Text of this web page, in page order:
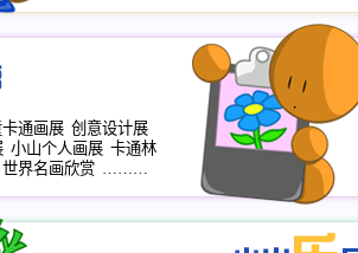
卡通画展 创意设计展
小山个人画展 卡通林
世界名画欣赏 ………